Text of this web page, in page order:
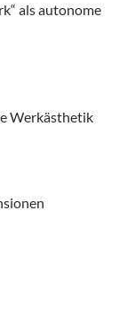
als autonome
Werkästhetik